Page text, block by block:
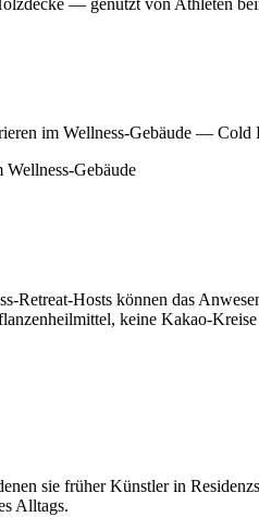
im Wellness-Gebäude — Cold
Hosts können das
keine Kakao-
sie früher Künstler in
Alltags.